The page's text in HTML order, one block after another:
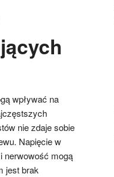
wpływać na
nie zdaje sobie
Napięcie w
nerwowość mogą
jest brak